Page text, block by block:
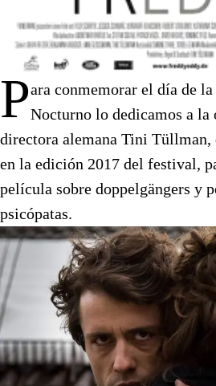
Para conmemorar el día de
Nocturno lo dedicamos a la
directora alemana Tini Tüllman,
en la edición 2017 del festival,
película sobre doppelgängers y
psicópatas.